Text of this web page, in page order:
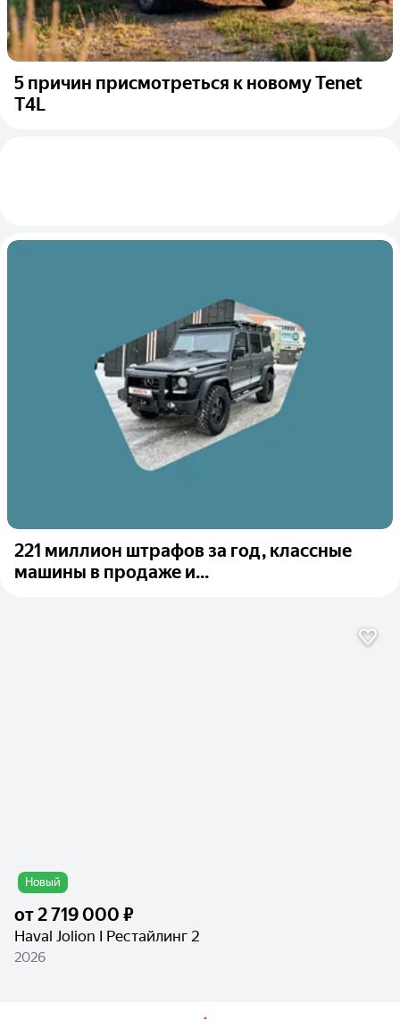
5 причин присмотреться к новому Tenet
T4L
221 миллион штрафов за год, классные
машины в продаже и...
Новый
от2 719 000 ₽
Haval Jolion I Рестайлинг 2
2026